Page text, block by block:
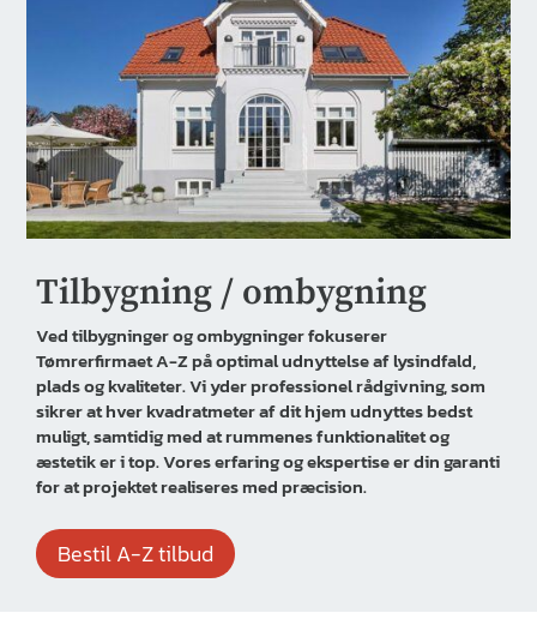
Tilbygning / ombygning
Ved tilbygninger og ombygninger fokuserer
Tømrerfirmaet A-Z på optimal udnyttelse af lysindfald,
plads og kvaliteter. Vi yder professionel rådgivning, som
sikrer at hver kvadratmeter af dit hjem udnyttes bedst
muligt, samtidig med at rummenes funktionalitet og
æstetik er i top. Vores erfaring og ekspertise er din garanti
for at projektet realiseres med præcision.
Bestil A-Z tilbud